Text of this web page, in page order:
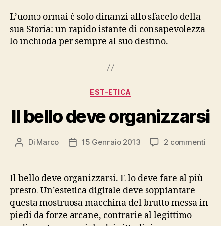
L’uomo ormai è solo dinanzi allo sfacelo della
sua Storia: un rapido istante di consapevolezza
lo inchioda per sempre al suo destino.
Categorie
EST-ETICA
Il bello deve organizzarsi
Autore
Di Marco
Data15 Gennaio 2013 2 commentisu
Il bello deve organizzarsi. E lo deve fare al più
presto. Un’estetica digitale deve soppiantare
questa mostruosa macchina del brutto messa in
piedi da forze arcane, contrarie al legittimo